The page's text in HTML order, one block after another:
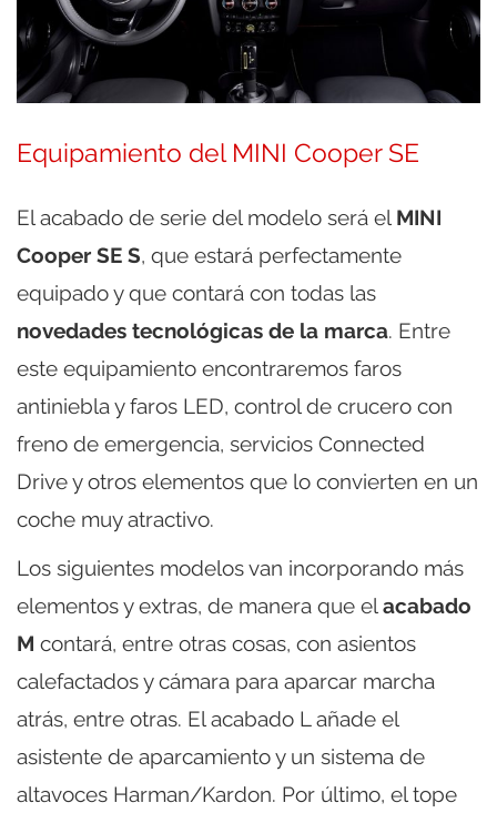
Equipamiento del MINI Cooper SE
El acabado de serie del modelo será el MINI
Cooper SE S, que estará perfectamente
equipado y que contará con todas las
novedades tecnológicas de la marca. Entre
este equipamiento encontraremos faros
antiniebla y faros LED, control de crucero con
freno de emergencia, servicios Connected
Drive y otros elementos que lo convierten en un
coche muy atractivo.
Los siguientes modelos van incorporando más
elementos y extras, de manera que elacabado
M contará, entre otras cosas, con asientos
calefactados y cámara para aparcar marcha
atrás, entre otras. El acabado L añade el
asistente de aparcamiento y un sistema de
altavoces Harman/Kardon. Por último, el tope